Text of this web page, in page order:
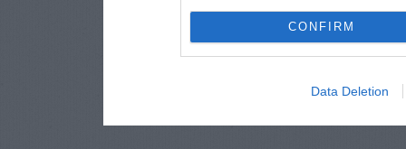
CONFIRM
Data Deletion